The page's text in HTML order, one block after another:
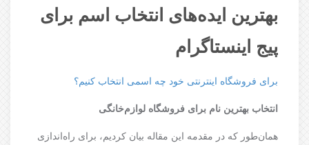
بهترین ایده‌های انتخاب اسم برای
پیج اینستاگرام
برای فروشگاه اینترنتی خود چه اسمی انتخاب کنیم؟
انتخاب بهترین نام برای فروشگاه لوازم‌خانگی
همان‌طور که در مقدمه این مقاله بیان کردیم، برای راه‌اندازی